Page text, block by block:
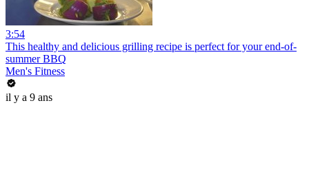
3:54
This healthy and delicious grilling recipe is perfect for your end-of-
summer BBQ
Men's Fitness
il y a 9 ans